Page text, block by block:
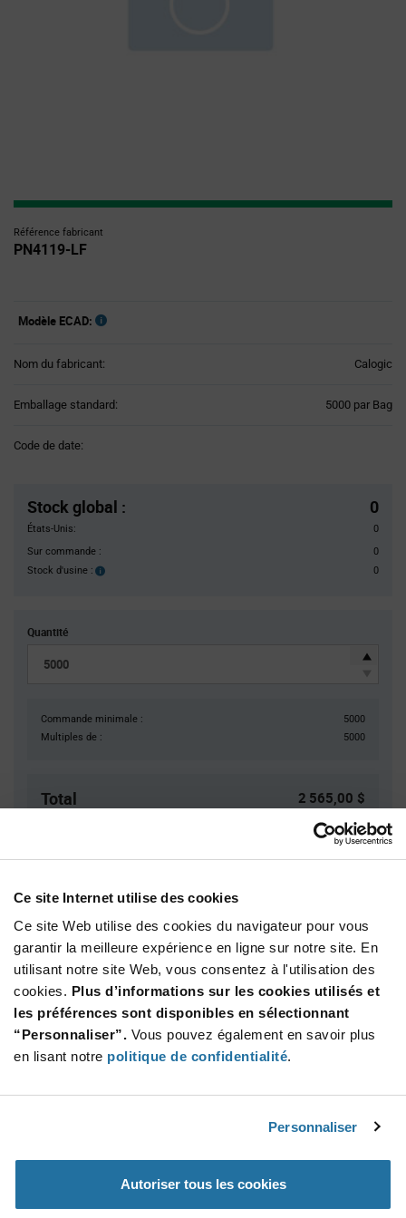
Ce site Internet utilise des cookies
Ce site Web utilise des cookies du navigateur pour vous
garantir la meilleure expérience en ligne sur notre site. En
utilisant notre site Web, vous consentez à l'utilisation des
cookies. Plus d’informations sur les cookies utilisés et
les préférences sont disponibles en sélectionnant
“Personnaliser”. Vous pouvez également en savoir plus
en lisant notre politique de confidentialité.
Personnaliser
Autoriser tous les cookies
Référence fabricant
PN4119-LF
Modèle ECAD:
Nom du fabricant: Calogic
Emballage standard: 5000 par Bag
Code de date:
Stock global : 0
États-Unis:
0
Sur commande :
0
Stock d'usine :
Stock
0
Quantité
Commande minimale :
5000
Multiples de :
5000
Total 2 565,00 $
5 000
10 000
$0.507
15 000+
$0.50
Information
Specification